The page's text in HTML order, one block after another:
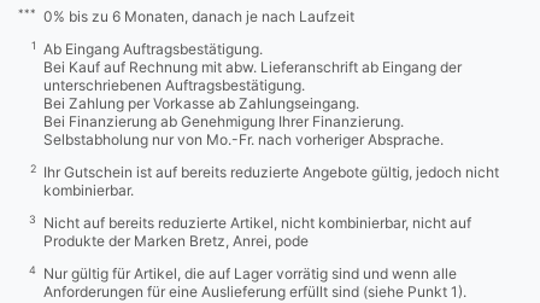
*** 0% bis zu 6 Monaten, danach je nach Laufzeit
1
Ab Eingang Auftragsbestätigung.
Bei Kauf auf Rechnung mit abw. Lieferanschrift ab Eingang der
unterschriebenen Auftragsbestätigung.
Bei Zahlung per Vorkasse ab Zahlungseingang.
Bei Finanzierung ab Genehmigung Ihrer Finanzierung.
Selbstabholung nur von Mo.-Fr. nach vorheriger Absprache.
2
Ihr Gutschein ist auf bereits reduzierte Angebote gültig, jedoch nicht
kombinierbar.
3
Nicht auf bereits reduzierte Artikel, nicht kombinierbar, nicht auf
Produkte der Marken Bretz, Anrei, pode
4
Nur gültig für Artikel, die auf Lager vorrätig sind und wenn alle
Anforderungen für eine Auslieferung erfüllt sind (siehe Punkt 1).